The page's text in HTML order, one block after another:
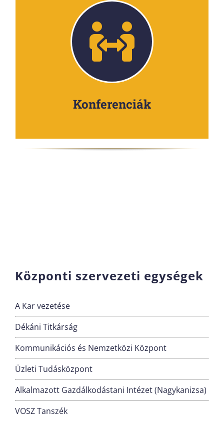
Konferenciák
Központi szervezeti egységek
A Kar vezetése
Dékáni Titkárság
Kommunikációs és Nemzetközi Központ
Üzleti Tudásközpont
Alkalmazott Gazdálkodástani Intézet (Nagykanizsa)
VOSZ Tanszék